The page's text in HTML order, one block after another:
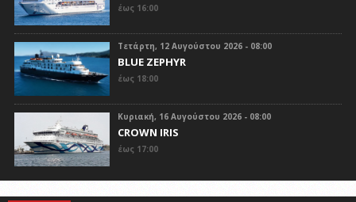
έως 16:00
Τετάρτη, 12 Αυγούστου 2026 - 08:00
BLUE ZEPHYR
έως 18:00
Κυριακή, 16 Αυγούστου 2026 - 08:00
CROWN IRIS
έως 17:00